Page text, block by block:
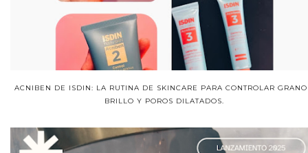
ACNIBEN DE ISDIN: LA RUTINA DE SKINCARE PARA CONTROLAR
BRILLO Y POROS DILATADOS.